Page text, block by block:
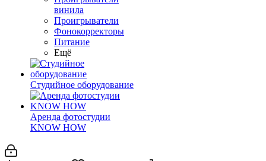
винила
Проигрыватели
Фонокорректоры
Питание
Ещё
Студийное оборудование
Аренда фотостудии
KNOW HOW